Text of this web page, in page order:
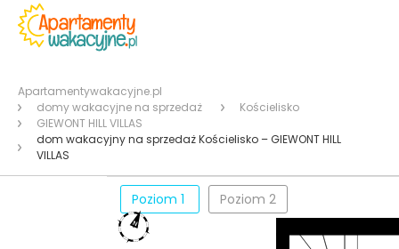
Apartamentywakacyjne.pl
domy wakacyjne na sprzedaż
Kościelisko
GIEWONT HILL VILLAS
dom wakacyjny na sprzedaż Kościelisko – GIEWONT HILL
VILLAS
Poziom 1 Poziom 2